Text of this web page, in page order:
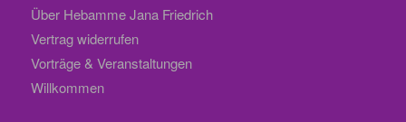
Über Hebamme Jana Friedrich
Vertrag widerrufen
Vorträge & Veranstaltungen
Willkommen